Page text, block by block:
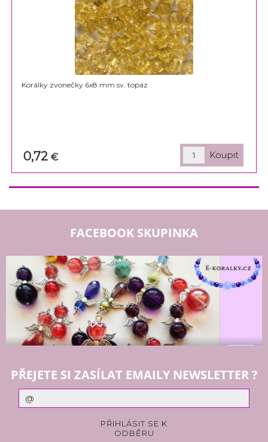
Korálky zvonečky 6x8 mm sv. topaz
0,72€
FACEBOOK SKUPINKA
PŘEJETE SI ZASÍLAT EMAILY NEWSLETTER ?